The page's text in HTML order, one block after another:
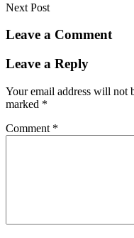
Next Post
Leave a Comment
Leave a Reply
Your email address will not
marked *
Comment *